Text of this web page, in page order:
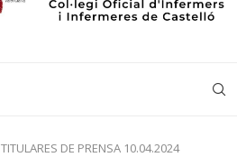
TITULARES DE PRENSA 10.04.2024